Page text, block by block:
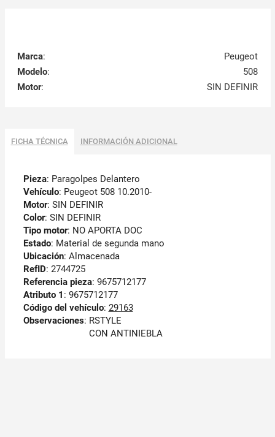
Marca:
Peugeot
Modelo:
508
Motor: SIN DEFINIR
FICHA TÉCNICA INFORMACIÓN ADICIONAL
Pieza: Paragolpes Delantero
Vehículo: Peugeot 508 10.2010-
Motor: SIN DEFINIR
Color: SIN DEFINIR
Tipo motor: NO APORTA DOC
Estado: Material de segunda mano
Ubicación: Almacenada
RefID: 2744725
Referencia pieza: 9675712177
Atributo 1 : 9675712177
Código del vehículo: 29163
Observaciones: RSTYLE
CON ANTINIEBLA